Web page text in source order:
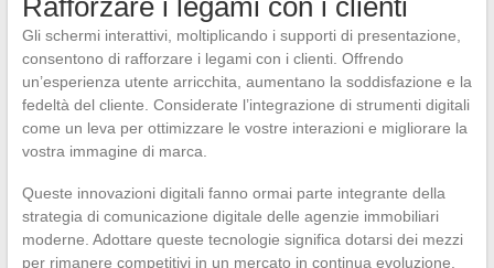
Gli schermi interattivi, moltiplicando i supporti di presentazione,
consentono di rafforzare i legami con i clienti. Offrendo
un’esperienza utente arricchita, aumentano la soddisfazione e la
fedeltà del cliente. Considerate l’integrazione di strumenti digitali
come un leva per ottimizzare le vostre interazioni e migliorare la
vostra immagine di marca.
Queste innovazioni digitali fanno ormai parte integrante della
strategia di comunicazione digitale delle agenzie immobiliari
moderne. Adottare queste tecnologie significa dotarsi dei mezzi
per rimanere competitivi in un mercato in continua evoluzione.